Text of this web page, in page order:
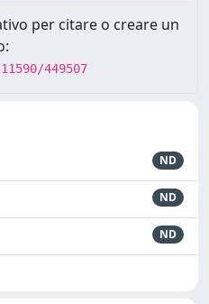
per citare o creare un
449507
ND
ND
ND